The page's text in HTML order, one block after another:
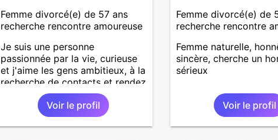
Femme divorcé(e) de 57 ans
recherche rencontre amoureuse
Je suis une personne
passionnée par la vie, curieuse
et j'aime les gens ambitieux, à la
recherche de contacts et rendez
Voir le profil
Femme divorcé(e) de
recherche rencontre
Femme naturelle,
sincère, cherche un
sérieux
Voir le profil